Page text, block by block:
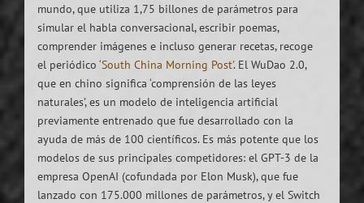
mundo, que utiliza 1,75 billones de parámetros para
simular el habla conversacional, escribir poemas,
comprender imágenes e incluso generar recetas, recoge
el periódico ‘South China Morning Post’. El WuDao 2.0,
que en chino significa ‘comprensión de las leyes
naturales’, es un modelo de inteligencia artificial
previamente entrenado que fue desarrollado con la
ayuda de más de 100 científicos. Es más potente que los
modelos de sus principales competidores: el GPT-3 de la
empresa OpenAI (cofundada por Elon Musk), que fue
lanzado con 175.000 millones de parámetros, y el Switch